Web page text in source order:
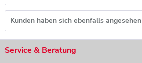
Kunden haben sich ebenfalls angesehen
Service & Beratung